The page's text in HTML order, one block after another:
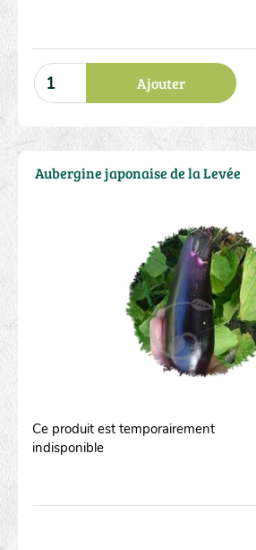
Ajouter
Ce produit est temporairement
indisponible
Aubergine japonaise de la Levée